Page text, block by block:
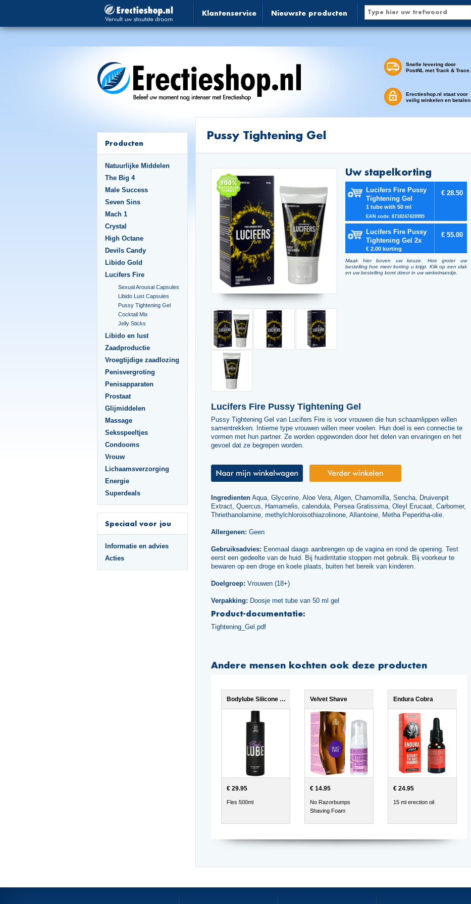
Klantenservice Nieuwste producten
Snelle levering door
PostNL met Track & Trace.
Erectieshop.nl staat voor
veilig winkelen en betalen.
Producten
Natuurlijke Middelen
The Big 4
Male Success
Seven Sins
Mach 1
Crystal
High Octane
Devils Candy
Libido Gold
Lucifers Fire
Sexual Arousal Capsules
Libido Lust Capsules
Pussy Tightening Gel
Cocktail Mix
Jelly Sticks
Libido en lust
Zaadproductie
Vroegtijdige zaadlozing
Penisvergroting
Penisapparaten
Prostaat
Glijmiddelen
Massage
Seksspeeltjes
Condooms
Vrouw
Lichaamsverzorging
Energie
Superdeals
Speciaal voor jou
Informatie en advies
Acties
Pussy Tightening Gel
Uw stapelkorting
Lucifers Fire Pussy
Tightening Gel
1 tube with 50 ml
EAN code: 8718247420995
€ 28.50
Lucifers Fire Pussy
Tightening Gel 2x
€ 2.00 korting
€ 55.00
Maak hier boven uw keuze. Hoe groter uw
bestelling hoe meer korting u krijgt. Klik op een vlak
en uw bestelling komt direct in uw winkelmandje.
Lucifers Fire Pussy Tightening Gel
Pussy Tightening Gel van Lucifers Fire is voor vrouwen die hun schaamlippen willen
samentrekken. Intieme type vrouwen willen meer voelen. Hun doel is een connectie te
vormen met hun partner. Ze worden opgewonden door het delen van ervaringen en het
gevoel dat ze begrepen worden.
Ingredienten Aqua, Glycerine, Aloe Vera, Algen, Chamomilla, Sencha, Druivenpit
Extract, Quercus, Hamamelis, calendula, Persea Gratissima, Oleyl Erucaat, Carbomer,
Thriethanolamine, methylchloroisothiazolinone, Allantoine, Metha Peperitha-olie.
Allergenen: Geen
Gebruiksadvies: Eenmaal daags aanbrengen op de vagina en rond de opening. Test
eerst een gedeelte van de huid. Bij huidirritatie stoppen met gebruik. Bij voorkeur te
bewaren op een droge en koele plaats, buiten het bereik van kinderen.
Doelgroep: Vrouwen (18+)
Verpakking: Doosje met tube van 50 ml gel
Product-documentatie:
Tightening_Gel.pdf
Andere mensen kochten ook deze producten
Bodylube Silicone Based 500ml
€ 29.95
Fles 500ml
Velvet Shave
€ 14.95
No Razorbumps
Shaving Foam
Endura Cobra
€ 24.95
15 ml erection oil